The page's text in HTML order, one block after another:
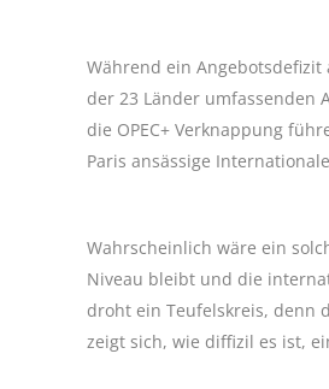
Während ein
der 23 Länder umfassenden
die OPEC+ Verknappung
Paris ansässige
Wahrscheinlich wäre ein
Niveau bleibt und die
droht ein Teufelskreis, denn
zeigt sich, wie diffizil es ist,